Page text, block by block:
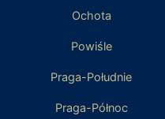
Ochota
Powiśle
Praga-Południe
Praga-Północ